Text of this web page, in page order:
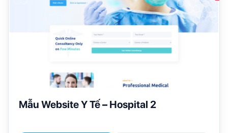
Mẫu Website Y Tế – Hospital 2